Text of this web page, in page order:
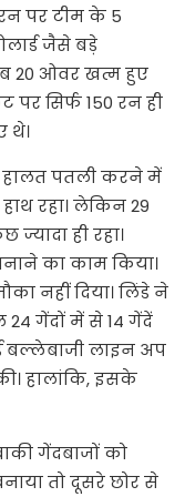
पर टीम के 5
जैसे बड़े
20 ओवर खत्म हुए
पर सिर्फ 150 रन ही
थे।
हालत पतली करने में
रहा। लेकिन 29
ही रहा।
का काम किया।
नहीं दिया। लिंडे ने
गेंदों में से 14 गेंदें
बल्लेबाजी लाइन अप
हालांकि, इसके
गेंदबाजों को
तो दूसरे छोर से